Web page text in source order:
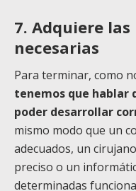
7. Adquiere
necesarias
Para terminar, como
tenemos que hablar
poder desarrollar
mismo modo que un
adecuados, un
preciso o un
determinadas